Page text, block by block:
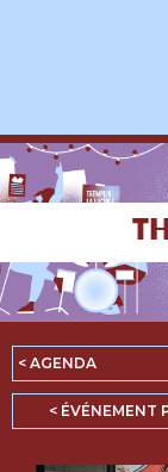
< AGENDA
< ÉVÉNEMENT